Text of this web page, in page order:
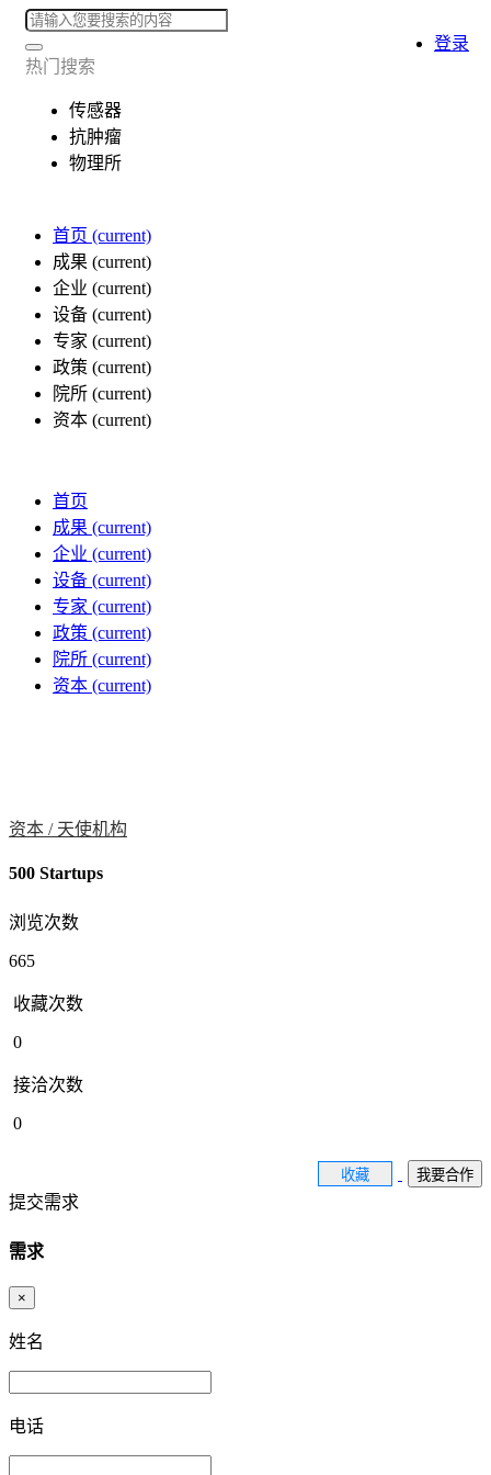
热门搜索
传感器
抗肿瘤
物理所
首页 (current)
成果 (current)
企业 (current)
设备 (current)
专家 (current)
政策 (current)
院所 (current)
资本 (current)
登录
首页
成果 (current)
企业 (current)
设备 (current)
专家 (current)
政策 (current)
院所 (current)
资本 (current)
资本 / 天使机构
500 Startups
浏览次数
665
收藏次数
0
接洽次数
0
收藏 我要合作
提交需求
需求
×
姓名
电话